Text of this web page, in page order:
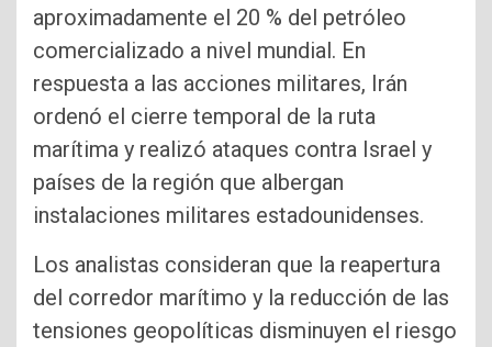
aproximadamente el 20 % del petróleo
comercializado a nivel mundial. En
respuesta a las acciones militares, Irán
ordenó el cierre temporal de la ruta
marítima y realizó ataques contra Israel y
países de la región que albergan
instalaciones militares estadounidenses.
Los analistas consideran que la reapertura
del corredor marítimo y la reducción de las
tensiones geopolíticas disminuyen el riesgo